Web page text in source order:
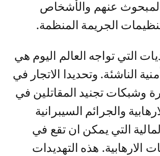
عنهم والأشخاص
الجريمة المنظمة.
التي تواجه العالم اليوم هي
الناشئة. وتحديدا الاتجار في
وشبكات تجنيد المقاتلين في
والجرائم السيبرانية
التي يمكن ان تقع في
الارهابية. هذه التهديدات